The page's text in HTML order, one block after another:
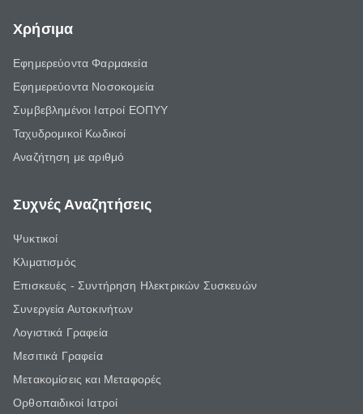
Χρήσιμα
Εφημερεύοντα Φαρμακεία
Εφημερεύοντα Νοσοκομεία
Συμβεβλημένοι Ιατροί ΕΟΠΥΥ
Ταχυδρομικοί Κωδικοί
Αναζήτηση με αριθμό
Συχνές Αναζητήσεις
Ψυκτικοί
Κλιματισμός
Επισκευές - Συντήρηση Ηλεκτρικών Συσκευών
Συνεργεία Αυτοκινήτων
Λογιστικά Γραφεία
Μεσιτικά Γραφεία
Μετακομίσεις και Μεταφορές
Ορθοπαιδικοί Ιατροί